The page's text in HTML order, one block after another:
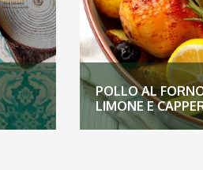
POLLO AL
LIMONE E